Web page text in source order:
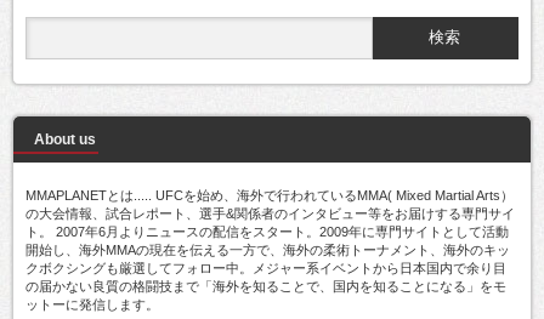
About us
MMAPLANETとは..... UFCを始め、海外で行われているMMA( Mixed Martial Arts）
の大会情報、試合レポート、選手&関係者のインタビュー等をお届けする専門サイ
ト。 2007年6月よりニュースの配信をスタート。2009年に専門サイトとして活動
開始し、海外MMAの現在を伝える一方で、海外の柔術トーナメント、海外のキッ
クボクシングも厳選してフォロー中。メジャー系イベントから日本国内で余り目
の届かない良質の格闘技まで「海外を知ることで、国内を知ることになる」をモ
ットーに発信します。